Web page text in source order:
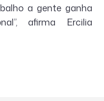
a gente ganha
afirma Ercilia